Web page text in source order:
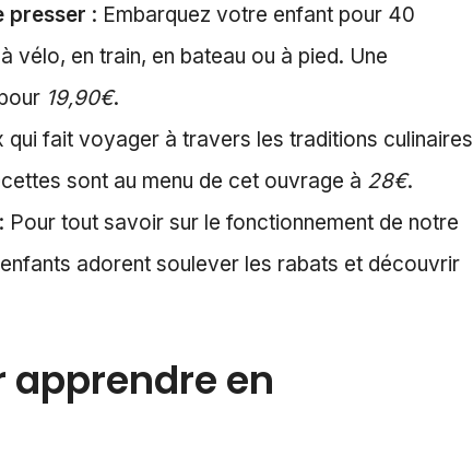
presser : Embarquez votre enfant pour 40
vélo, en train, en bateau ou à pied. Une
19,90€.
qui fait voyager à travers les traditions culinaires
sont au menu de cet ouvrage à 28€.
: Pour tout savoir sur le fonctionnement de notre
adorent soulever les rabats et découvrir
apprendre en